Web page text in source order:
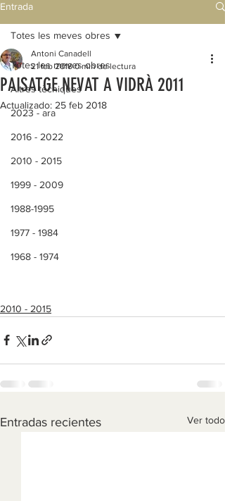
Entrada
Totes les meves obres
Altres tècniques
2023 - ara
2016 - 2022
2010 - 2015
1999 - 2009
1988-1995
1977 - 1984
1968 - 1974
Totes les meves obres
PAISATGE NEVAT A VIDRÀ 2011
Antoni Canadell
21 feb 2018 0 min de lectura
Actualizado: 25 feb 2018
2010 - 2015
Entradas recientes Ver todo